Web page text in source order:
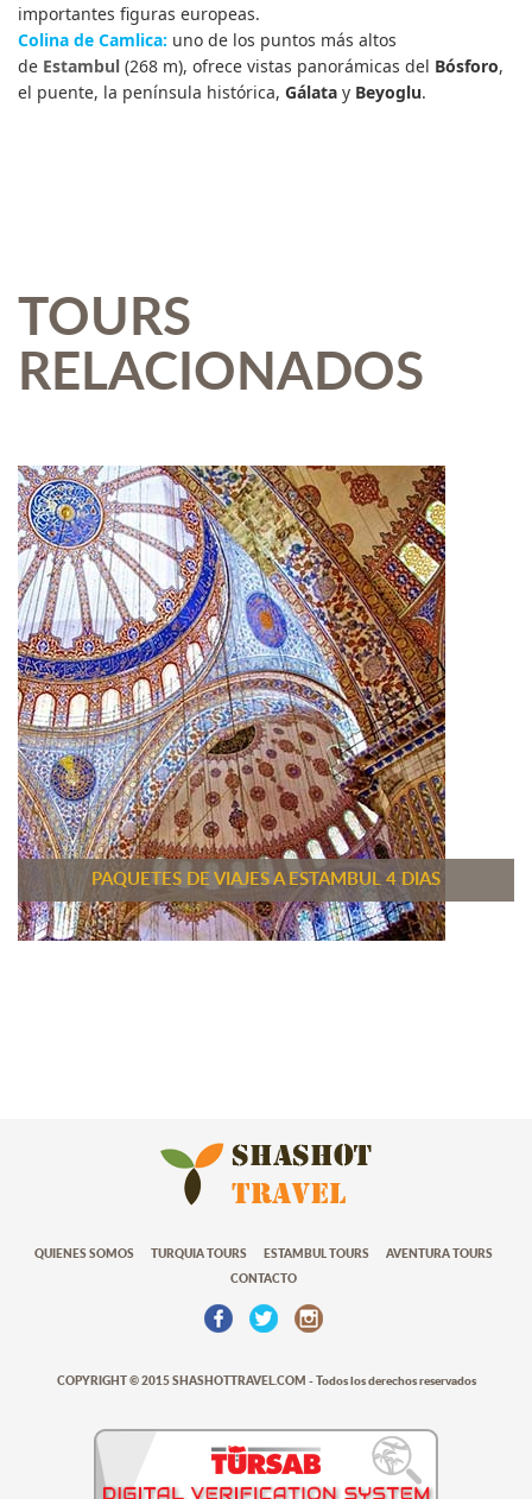
importantes figuras europeas.
Colina de Camlica: uno de los puntos más altos
de Estambul (268 m), ofrece vistas panorámicas del Bósforo,
el puente, la península histórica, Gálata y Beyoglu.
TOURS
RELACIONADOS
PAQUETES DE VIAJES A ESTAMBUL 4 DIAS
QUIENES SOMOS TURQUIA TOURS ESTAMBUL TOURS AVENTURA TOURS
CONTACTO
COPYRIGHT © 2015 SHASHOTTRAVEL.COM - Todos los derechos reservados